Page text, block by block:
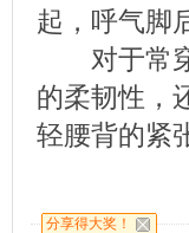
起，呼气脚
对于常穿
的柔韧性，
轻腰背的紧
分享得大奖！